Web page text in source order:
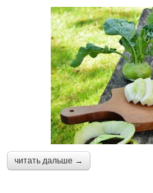
читать дальше →